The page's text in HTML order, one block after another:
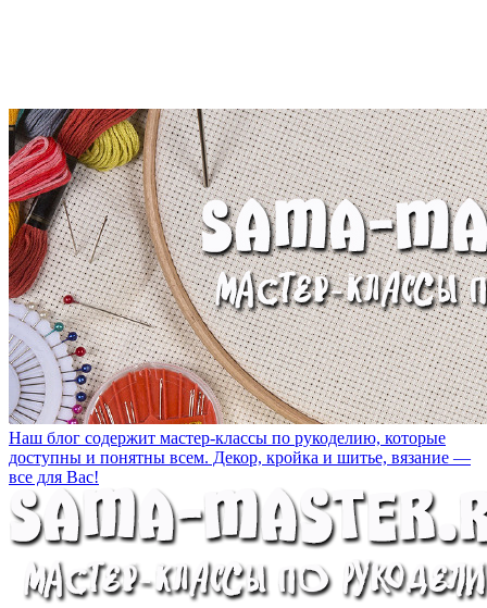
Наш блог содержит мастер-классы по рукоделию, которые
доступны и понятны всем. Декор, кройка и шитье, вязание —
все для Вас!